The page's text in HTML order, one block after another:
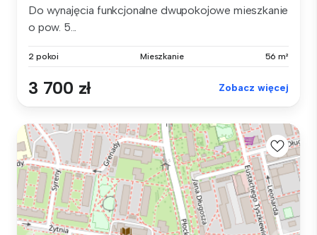
Do wynajęcia funkcjonalne dwupokojowe mieszkanie
o pow. 5...
2 pokoi Mieszkanie 56 m²
3 700 zł Zobacz więcej